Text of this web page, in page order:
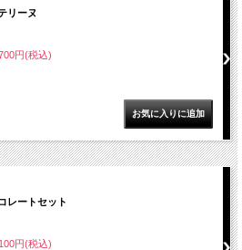
リーヌ
円(税込)
レートセット
円(税込)